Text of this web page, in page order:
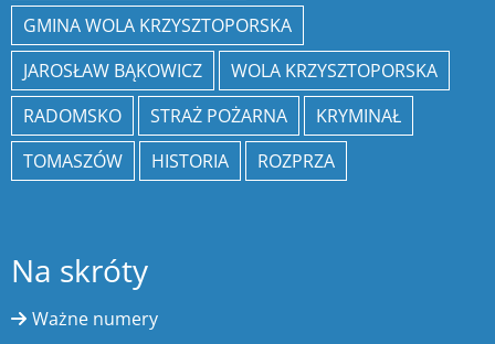
GMINA WOLA KRZYSZTOPORSKA
JAROSŁAW BĄKOWICZ
WOLA KRZYSZTOPORSKA
RADOMSKO
STRAŻ POŻARNA
KRYMINAŁ
TOMASZÓW
HISTORIA ROZPRZA
Na skróty
Ważne numery